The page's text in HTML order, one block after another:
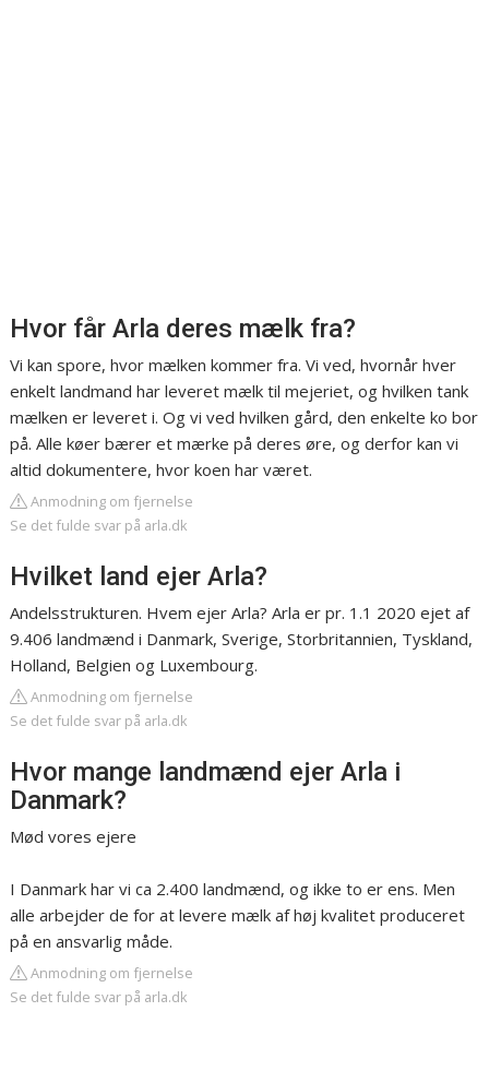
Hvor får Arla deres mælk fra?
Vi kan spore, hvor mælken kommer fra. Vi ved, hvornår hver
enkelt landmand har leveret mælk til mejeriet, og hvilken tank
mælken er leveret i. Og vi ved hvilken gård, den enkelte ko bor
på. Alle køer bærer et mærke på deres øre, og derfor kan vi
altid dokumentere, hvor koen har været.
Anmodning om fjernelse
Se det fulde svar på arla.dk
Hvilket land ejer Arla?
Andelsstrukturen. Hvem ejer Arla? Arla er pr. 1.1 2020 ejet af
9.406 landmænd i Danmark, Sverige, Storbritannien, Tyskland,
Holland, Belgien og Luxembourg.
Anmodning om fjernelse
Se det fulde svar på arla.dk
Hvor mange landmænd ejer Arla i
Danmark?
Mød vores ejere
I Danmark har vi ca 2.400 landmænd, og ikke to er ens. Men
alle arbejder de for at levere mælk af høj kvalitet produceret
på en ansvarlig måde.
Anmodning om fjernelse
Se det fulde svar på arla.dk